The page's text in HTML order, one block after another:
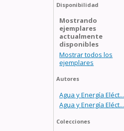
Disponibilidad
Mostrando
ejemplares
actualmente
disponibles
Mostrar todos los
ejemplares
Autores
Agua y Energía Eléct...
Agua y Energía Eléct...
Colecciones